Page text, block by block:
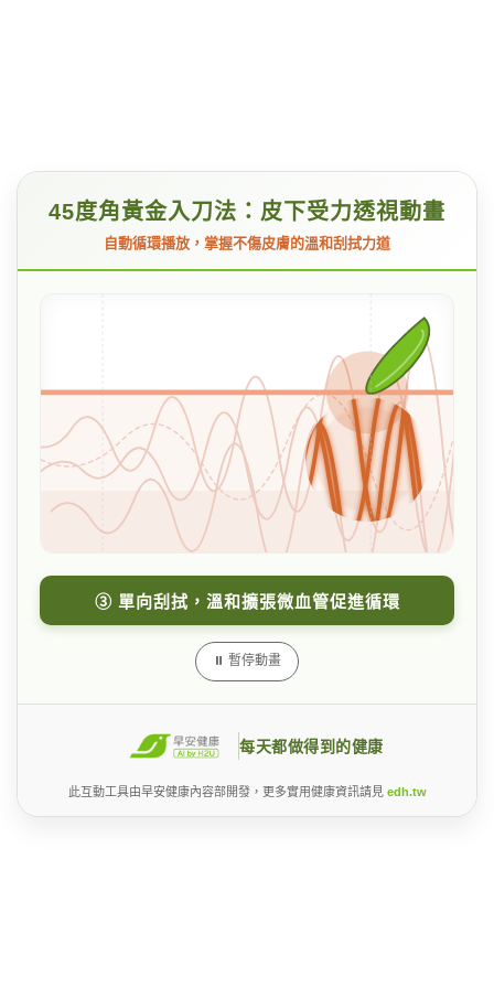
45度角黃金入刀法：皮下受力透視動畫
自動循環播放，掌握不傷皮膚的溫和刮拭力道
③ 單向刮拭，溫和擴張微血管促進循環
⏸ 暫停動畫
每天都做得到的健康
此互動工具由早安健康內容部開發，更多實用健康資訊請見 edh.tw